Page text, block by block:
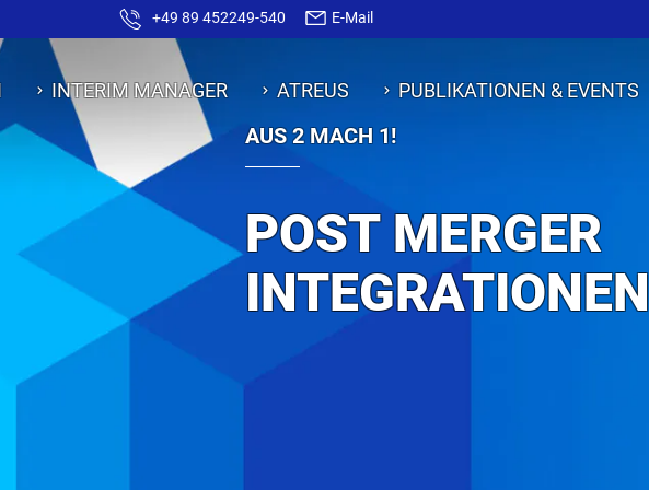
+49 89 452249-540 E-Mail
INTERIM MANAGER ATREUS PUBLIKATIONEN & EVENTS
AUS 2 MACH 1!
POST MERGER
INTEGRATIONEN